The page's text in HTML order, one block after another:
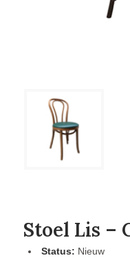
Stoel Lis –
Status: Nieuw